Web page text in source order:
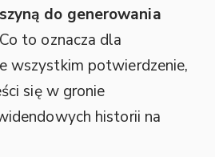
do generowania
to oznacza dla
wszystkim potwierdzenie,
się w gronie
historii na